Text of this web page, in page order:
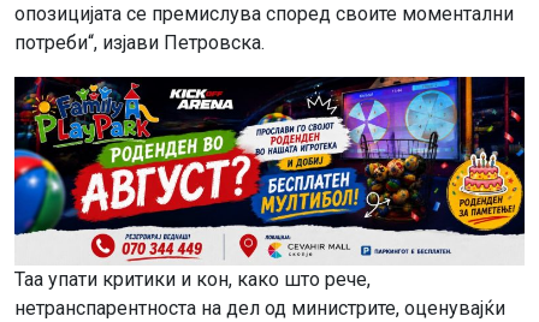
опозицијата се премислува според своите моментални
потреби“, изјави Петровска.
Таа упати критики и кон, како што рече,
нетранспарентноста на дел од министрите, оценувајќи